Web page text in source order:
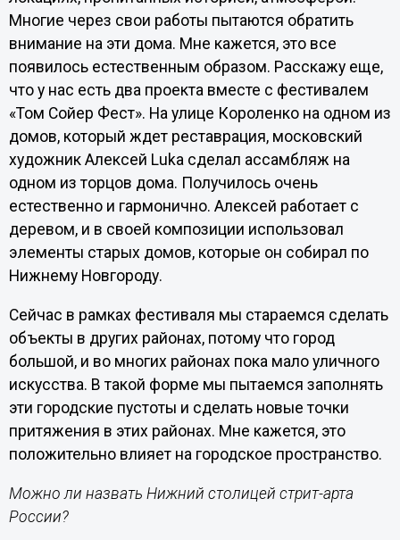
Многие через свои работы пытаются обратить
внимание на эти дома. Мне кажется, это все
появилось естественным образом. Расскажу еще,
что у нас есть два проекта вместе с фестивалем
«Том Сойер Фест». На улице Короленко на одном из
домов, который ждет реставрация, московский
художник Алексей Luka сделал ассамбляж на
одном из торцов дома. Получилось очень
естественно и гармонично. Алексей работает с
деревом, и в своей композиции использовал
элементы старых домов, которые он собирал по
Нижнему Новгороду.
Сейчас в рамках фестиваля мы стараемся сделать
объекты в других районах, потому что город
большой, и во многих районах пока мало уличного
искусства. В такой форме мы пытаемся заполнять
эти городские пустоты и сделать новые точки
притяжения в этих районах. Мне кажется, это
положительно влияет на городское пространство.
Можно ли назвать Нижний столицей стрит-арта
России?